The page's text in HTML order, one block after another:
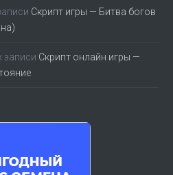
Скрипт игры — Битва богов
записи Скрипт онлайн игры —